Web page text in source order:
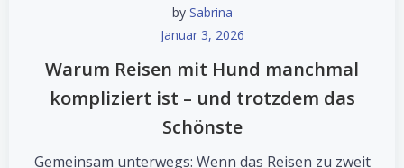
by Sabrina
Januar 3, 2026
Warum Reisen mit Hund manchmal
kompliziert ist – und trotzdem das
Schönste
Gemeinsam unterwegs: Wenn das Reisen zu zweit